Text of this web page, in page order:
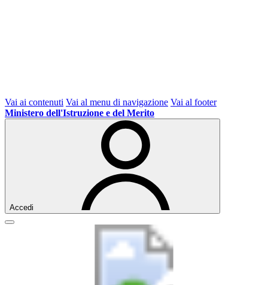
Vai ai contenuti Vai al menu di navigazione Vai al footer
Ministero dell'Istruzione e del Merito
Accedi